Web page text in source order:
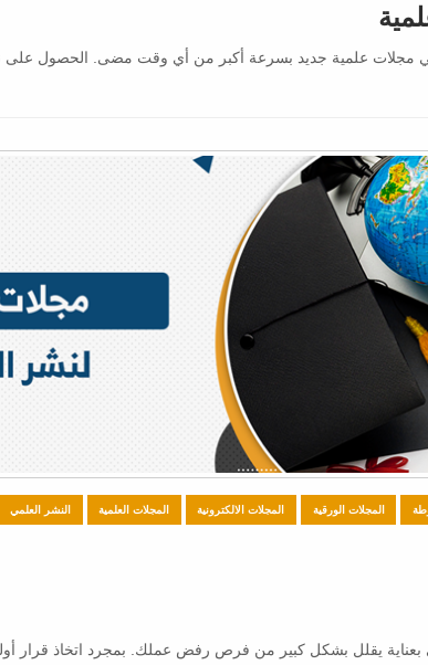
بحوث منشورة في مجلات علمية جديد بسرعة أكبر من أي وقت مضى. الحصول
المجلات الورقية المجلات الالكترونية المجلات العلمية النشر العلمي
بعناية يقلل بشكل كبير من فرص رفض عملك. بمجرد اتخاذ قرار